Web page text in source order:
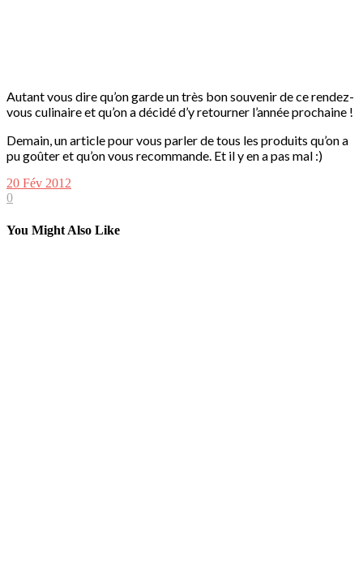
Autant vous dire qu’on garde un très bon souvenir de ce rendez-
vous culinaire et qu’on a décidé d’y retourner l’année prochaine !
Demain, un article pour vous parler de tous les produits qu’on a
pu goûter et qu’on vous recommande. Et il y en a pas mal :)
20 Fév 2012
0
You Might Also Like